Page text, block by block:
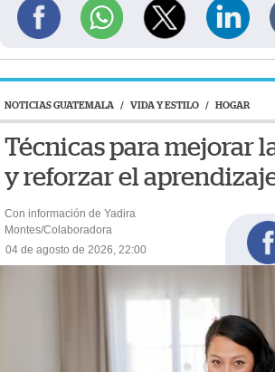
NOTICIAS GUATEMALA / VIDA Y ESTILO / HOGAR
Técnicas para mejorar
y reforzar el
Con información de Yadira
Montes/Colaboradora
04 de agosto de 2026, 22:00